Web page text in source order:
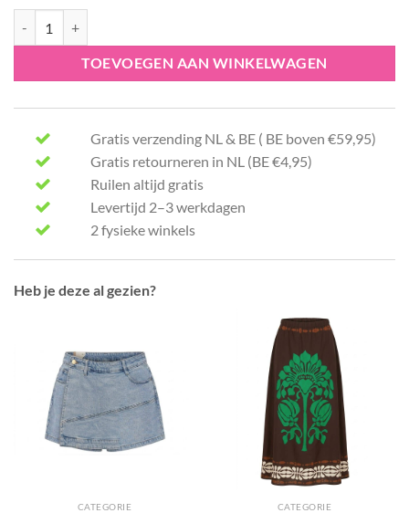
TOEVOEGEN AAN WINKELWAGEN
Gratis verzending NL & BE ( BE boven €59,95)
Gratis retourneren in NL (BE €4,95)
Ruilen altijd gratis
Levertijd 2–3 werkdagen
2 fysieke winkels
Heb je deze al gezien?
CATEGORIE CATEGORIE